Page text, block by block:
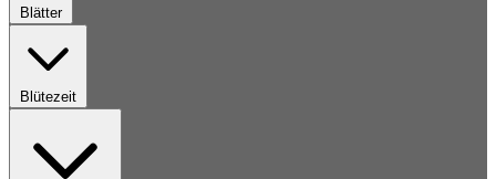
Blätter
Blütezeit